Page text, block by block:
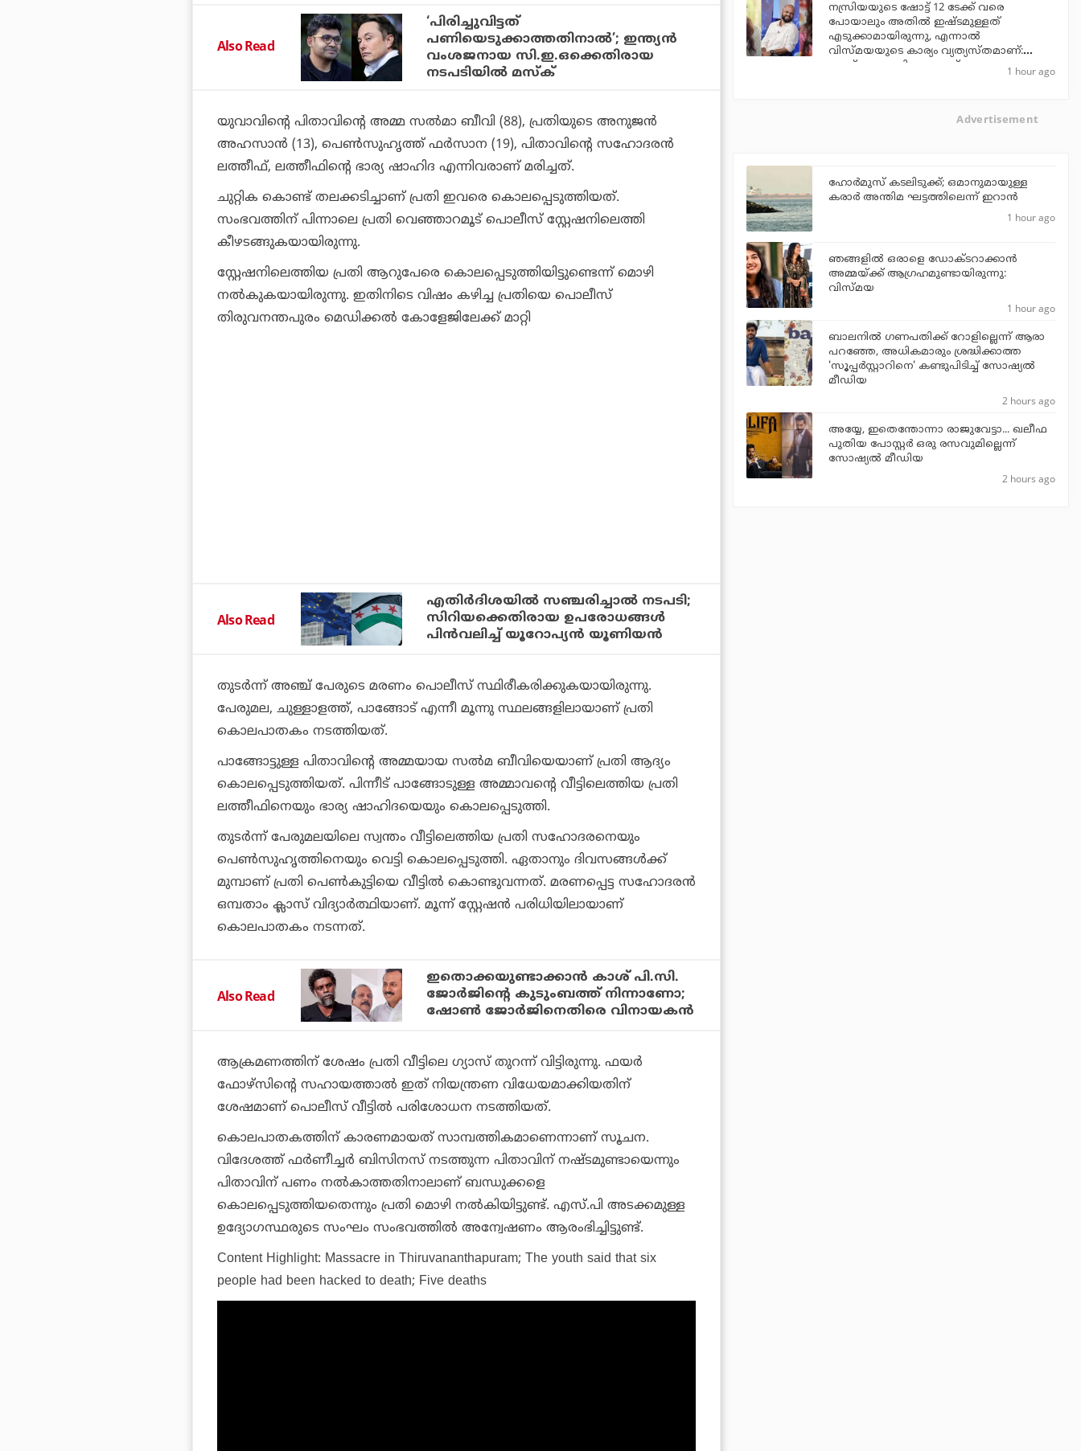
Also Read
‘പിരിച്ചുവിട്ടത്
പണിയെടുക്കാത്തതിനാല്‍’; ഇന്ത്യന്‍
വംശജനായ സി.ഇ.ഒക്കെതിരായ
നടപടിയില്‍ മസ്‌ക്
യുവാവിന്റെ പിതാവിന്റെ അമ്മ സല്‍മാ ബീവി (88), പ്രതിയുടെ അനുജന്‍
അഹസാന്‍ (13), പെണ്‍സുഹൃത്ത് ഫര്‍സാന (19), പിതാവിന്റെ സഹോദരന്‍
ലത്തീഫ്, ലത്തീഫിന്റെ ഭാര്യ ഷാഹിദ എന്നിവരാണ് മരിച്ചത്.
ചുറ്റിക കൊണ്ട് തലക്കടിച്ചാണ് പ്രതി ഇവരെ കൊലപ്പെടുത്തിയത്.
സംഭവത്തിന് പിന്നാലെ പ്രതി വെഞ്ഞാറമൂട് പൊലീസ് സ്റ്റേഷനിലെത്തി
കീഴടങ്ങുകയായിരുന്നു.
സ്റ്റേഷനിലെത്തിയ പ്രതി ആറുപേരെ കൊലപ്പെടുത്തിയിട്ടുണ്ടെന്ന് മൊഴി
നല്‍കുകയായിരുന്നു. ഇതിനിടെ വിഷം കഴിച്ച പ്രതിയെ പൊലീസ്
തിരുവനന്തപുരം മെഡിക്കൽ കോളേജിലേക്ക് മാറ്റി
Also Read
എതിര്‍ദിശയില്‍ സഞ്ചരിച്ചാല്‍ നടപടി;
സിറിയക്കെതിരായ ഉപരോധങ്ങള്‍
പിന്‍വലിച്ച് യൂറോപ്യന്‍ യൂണിയന്‍
തുടര്‍ന്ന് അഞ്ച് പേരുടെ മരണം പൊലീസ് സ്ഥിരീകരിക്കുകയായിരുന്നു.
പേരുമല, ചുള്ളാളത്ത്, പാങ്ങോട് എന്നീ മൂന്നു സ്ഥലങ്ങളിലായാണ് പ്രതി
കൊലപാതകം നടത്തിയത്.
പാങ്ങോട്ടുള്ള പിതാവിന്റെ അമ്മയായ സല്‍മ ബീവിയെയാണ് പ്രതി ആദ്യം
കൊലപ്പെടുത്തിയത്. പിന്നീട് പാങ്ങോടുള്ള അമ്മാവന്റെ വീട്ടിലെത്തിയ പ്രതി
ലത്തീഫിനെയും ഭാര്യ ഷാഹിദയെയും കൊലപ്പെടുത്തി.
തുടര്‍ന്ന് പേരുമലയിലെ സ്വന്തം വീട്ടിലെത്തിയ പ്രതി സഹോദരനെയും
പെണ്‍സുഹൃത്തിനെയും വെട്ടി കൊലപ്പെടുത്തി. ഏതാനും ദിവസങ്ങള്‍ക്ക്
മുമ്പാണ് പ്രതി പെണ്‍കുട്ടിയെ വീട്ടില്‍ കൊണ്ടുവന്നത്. മരണപ്പെട്ട സഹോദരന്‍
ഒമ്പതാം ക്ലാസ് വിദ്യാര്‍ത്ഥിയാണ്. മൂന്ന് സ്റ്റേഷന്‍ പരിധിയിലായാണ്
കൊലപാതകം നടന്നത്.
Also Read
ഇതൊക്കയുണ്ടാക്കാന്‍ കാശ് പി.സി.
ജോര്‍ജിന്റെ കുടുംബത്ത് നിന്നാണോ;
ഷോണ്‍ ജോര്‍ജിനെതിരെ വിനായകന്‍
ആക്രമണത്തിന് ശേഷം പ്രതി വീട്ടിലെ ഗ്യാസ് തുറന്ന് വിട്ടിരുന്നു. ഫയര്‍
ഫോഴ്സിന്റെ സഹായത്താല്‍ ഇത് നിയന്ത്രണ വിധേയമാക്കിയതിന്
ശേഷമാണ് പൊലീസ് വീട്ടില്‍ പരിശോധന നടത്തിയത്.
കൊലപാതകത്തിന് കാരണമായത് സാമ്പത്തികമാണെന്നാണ് സൂചന.
വിദേശത്ത് ഫര്‍ണീച്ചര്‍ ബിസിനസ് നടത്തുന്ന പിതാവിന് നഷ്ടമുണ്ടായെന്നും
പിതാവിന് പണം നല്‍കാത്തതിനാലാണ് ബന്ധുക്കളെ
കൊലപ്പെടുത്തിയതെന്നും പ്രതി മൊഴി നല്‍കിയിട്ടുണ്ട്. എസ്.പി അടക്കമുള്ള
ഉദ്യോഗസ്ഥരുടെ സംഘം സംഭവത്തില്‍ അന്വേഷണം ആരംഭിച്ചിട്ടുണ്ട്.
Content Highlight: Massacre in Thiruvananthapuram; The youth said that six
people had been hacked to death; Five deaths
നസ്രിയയുടെ ഷോട്ട് 12 ടേക്ക് വരെ
പോയാലും അതില്‍ ഇഷ്ടമുള്ളത്
എടുക്കാമായിരുന്നു, എന്നാല്‍
വിസ്മയയുടെ കാര്യം വ്യത്യസ്തമാണ്:
ജൂഡ് ആന്തണി ജോസഫ്
1 hour ago
Advertisement
ഹോര്‍മുസ് കടലിടുക്ക്; ഒമാനുമായുള്ള
കരാര്‍ അന്തിമ ഘട്ടത്തിലെന്ന് ഇറാന്‍
1 hour ago
ഞങ്ങളിൽ ഒരാളെ ഡോക്‌ടറാക്കാൻ
അമ്മയ്ക്ക് ആഗ്രഹമുണ്ടായിരുന്നു:
വിസ്മയ
1 hour ago
ബാലനില്‍ ഗണപതിക്ക് റോളില്ലെന്ന് ആരാ
പറഞ്ഞേ, അധികമാരും ശ്രദ്ധിക്കാത്ത
'സൂപ്പര്‍സ്റ്റാറിനെ' കണ്ടുപിടിച്ച് സോഷ്യല്‍
മീഡിയ
2 hours ago
അയ്യേ, ഇതെന്തോന്നാ രാജുവേട്ടാ... ഖലീഫ
പുതിയ പോസ്റ്റര്‍ ഒരു രസവുമില്ലെന്ന്
സോഷ്യല്‍ മീഡിയ
2 hours ago